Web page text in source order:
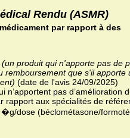
Rendu (ASMR)
par rapport à des
produit qui n'apporte pas de
remboursement que s'il apporte
(date de l'avis 24/09/2025)
n’apportent pas d’amélioration
rapport aux spécialités de
dose (béclométasone/